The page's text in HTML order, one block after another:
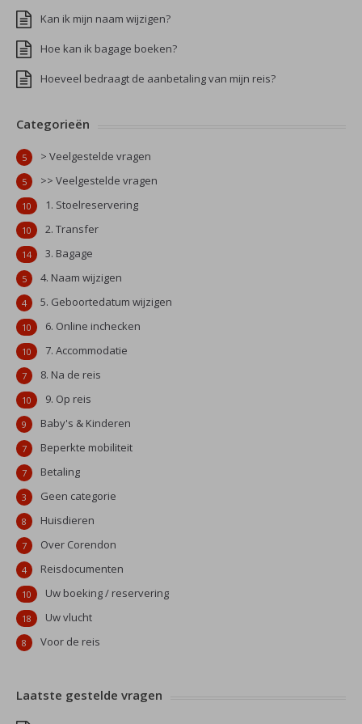
Kan ik mijn naam wijzigen?
Hoe kan ik bagage boeken?
Hoeveel bedraagt de aanbetaling van mijn reis?
Categorieën
> Veelgestelde vragen
5
>> Veelgestelde vragen
5
1. Stoelreservering
10
2. Transfer
10
3. Bagage
14
4. Naam wijzigen
5
5. Geboortedatum wijzigen
4
6. Online inchecken
10
7. Accommodatie
10
8. Na de reis
7
9. Op reis
10
Baby's & Kinderen
9
Beperkte mobiliteit
7
Betaling
7
Geen categorie
3
Huisdieren
8
Over Corendon
7
Reisdocumenten
4
Uw boeking / reservering
10
Uw vlucht
18
Voor de reis
8
Laatste gestelde vragen